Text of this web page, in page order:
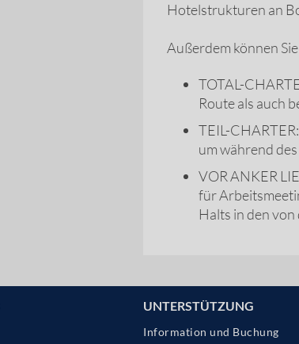
Hotelstrukturen an
Außerdem können
TOTAL-
Route als auch
TEIL-
um während
VOR ANKER
für
Halts in den
UNTERSTÜTZUNG
Information und Buchung